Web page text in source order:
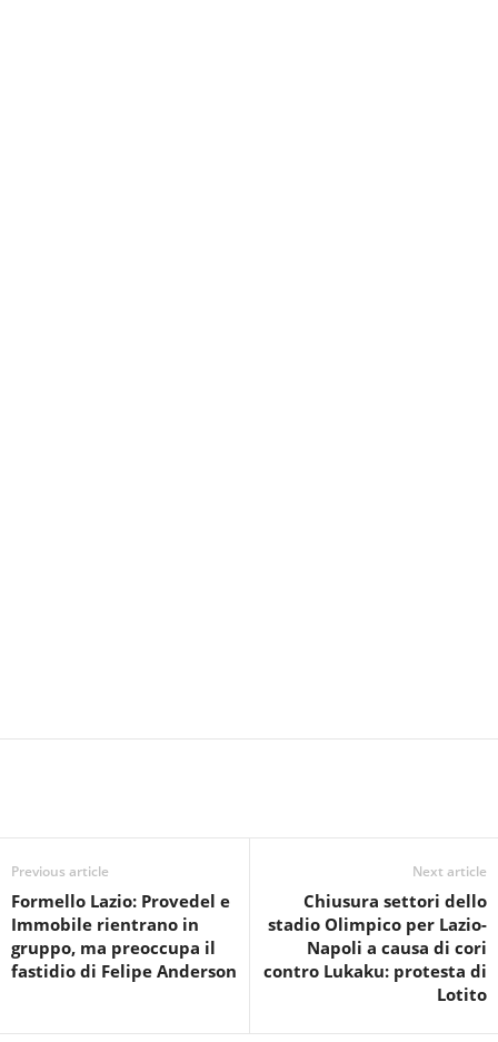
Previous article
Formello Lazio: Provedel e
Immobile rientrano in
gruppo, ma preoccupa il
fastidio di Felipe Anderson
Next article
Chiusura settori dello
stadio Olimpico per Lazio-
Napoli a causa di cori
contro Lukaku: protesta di
Lotito